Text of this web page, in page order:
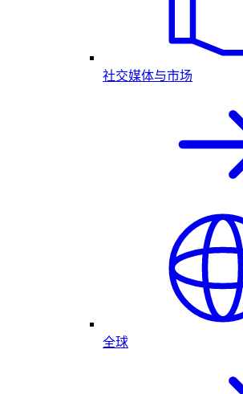
社交媒体与市场
全球